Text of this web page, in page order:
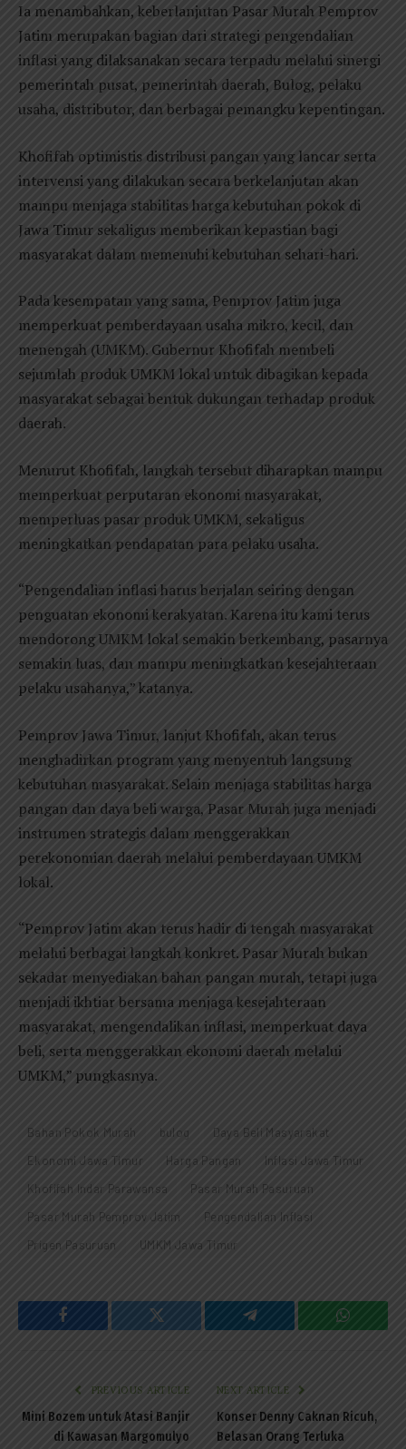
Ia menambahkan, keberlanjutan Pasar Murah Pemprov
Jatim merupakan bagian dari strategi pengendalian
inflasi yang dilaksanakan secara terpadu melalui sinergi
pemerintah pusat, pemerintah daerah, Bulog, pelaku
usaha, distributor, dan berbagai pemangku kepentingan.
Khofifah optimistis distribusi pangan yang lancar serta
intervensi yang dilakukan secara berkelanjutan akan
mampu menjaga stabilitas harga kebutuhan pokok di
Jawa Timur sekaligus memberikan kepastian bagi
masyarakat dalam memenuhi kebutuhan sehari-hari.
Pada kesempatan yang sama, Pemprov Jatim juga
memperkuat pemberdayaan usaha mikro, kecil, dan
menengah (UMKM). Gubernur Khofifah membeli
sejumlah produk UMKM lokal untuk dibagikan kepada
masyarakat sebagai bentuk dukungan terhadap produk
daerah.
Menurut Khofifah, langkah tersebut diharapkan mampu
memperkuat perputaran ekonomi masyarakat,
memperluas pasar produk UMKM, sekaligus
meningkatkan pendapatan para pelaku usaha.
“Pengendalian inflasi harus berjalan seiring dengan
penguatan ekonomi kerakyatan. Karena itu kami terus
mendorong UMKM lokal semakin berkembang, pasarnya
semakin luas, dan mampu meningkatkan kesejahteraan
pelaku usahanya,” katanya.
Pemprov Jawa Timur, lanjut Khofifah, akan terus
menghadirkan program yang menyentuh langsung
kebutuhan masyarakat. Selain menjaga stabilitas harga
pangan dan daya beli warga, Pasar Murah juga menjadi
instrumen strategis dalam menggerakkan
perekonomian daerah melalui pemberdayaan UMKM
lokal.
“Pemprov Jatim akan terus hadir di tengah masyarakat
melalui berbagai langkah konkret. Pasar Murah bukan
sekadar menyediakan bahan pangan murah, tetapi juga
menjadi ikhtiar bersama menjaga kesejahteraan
masyarakat, mengendalikan inflasi, memperkuat daya
beli, serta menggerakkan ekonomi daerah melalui
UMKM,” pungkasnya.
Bahan Pokok Murah bulog
Daya Beli Masyarakat
Ekonomi Jawa Timur
Harga Pangan
Inflasi Jawa Timur
Khofifah Indar Parawansa
Pasar Murah Pasuruan
Pasar Murah Pemprov Jatim
Pengendalian Inflasi
Prigen Pasuruan
UMKM Jawa Timur
Facebook Twitter Telegram
PREVIOUS ARTICLE
Mini Bozem untuk Atasi Banjir
di Kawasan Margomulyo
NEXT ARTICLE
Konser Denny Caknan Ricuh,
Belasan Orang Terluka